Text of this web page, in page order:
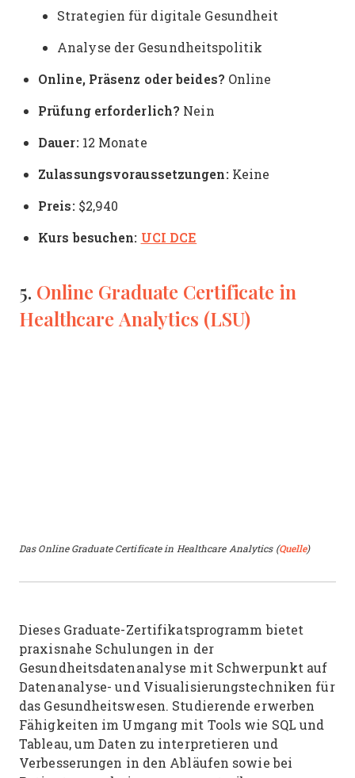
Strategien für digitale Gesundheit
Analyse der Gesundheitspolitik
Online, Präsenz oder beides? Online
Prüfung erforderlich? Nein
Dauer:12 Monate
Zulassungsvoraussetzungen:Keine
Preis:$2,940
Kurs besuchen: UCI DCE
5. Online Graduate Certificate in
Healthcare Analytics (LSU)
Das Online Graduate Certificate in Healthcare Analytics (Quelle)
Dieses Graduate-Zertifikatsprogramm bietet
praxisnahe Schulungen in der
Gesundheitsdatenanalyse mit Schwerpunkt auf
Datenanalyse- und Visualisierungstechniken für
das Gesundheitswesen. Studierende erwerben
Fähigkeiten im Umgang mit Tools wie SQL und
Tableau, um Daten zu interpretieren und
Verbesserungen in den Abläufen sowie bei